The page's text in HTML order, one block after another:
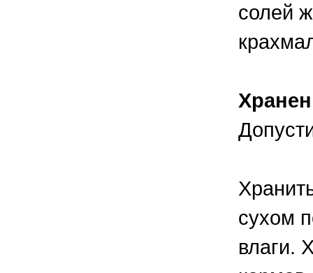
солей
сухом
влаги.